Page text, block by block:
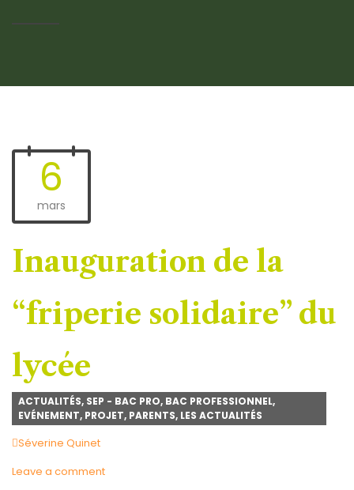
6
mars
Inauguration de la
“friperie solidaire” du
lycée
ACTUALITÉS, SEP - BAC PRO, BAC PROFESSIONNEL,
EVÉNEMENT, PROJET, PARENTS, LES ACTUALITÉS
Author
Séverine Quinet
Leave a comment